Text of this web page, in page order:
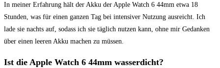
In meiner⁣ Erfahrung hält der Akku⁤ der Apple Watch 6 ⁤44mm‍ etwa 18
Stunden, ⁢was für einen⁣ ganzen Tag bei intensiver ⁢Nutzung ausreicht.‌ Ich
lade sie nachts ⁣auf, ⁢sodass ich sie täglich ⁣nutzen ‍kann, ohne⁤ mir Gedanken
über einen leeren ⁣Akku ​machen zu⁢ müssen.
Ist die Apple Watch 6 44mm wasserdicht?